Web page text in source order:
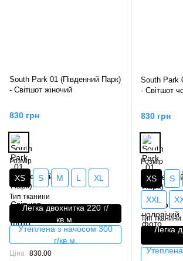
South Park 01 (Південний Парк)
- Світшот жіночий
830 грн
Розмір
XS S M L XL
Тип тканини
Легка двохнитка 220 г/
кв.м.
Утеплена з начосом 300
г/кв.м.
Ціна 830.00
South Park
- Світшот
830 грн
Розмір
XS S
XXL
Тип тканини
Легка